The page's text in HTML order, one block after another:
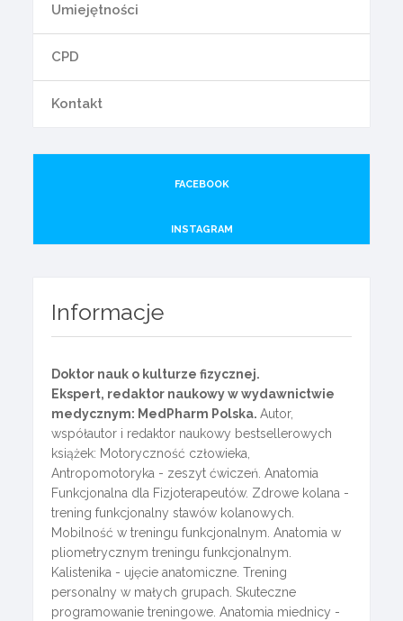
Umiejętności
CPD
Kontakt
FACEBOOK
INSTAGRAM
Informacje
Doktor nauk o kulturze fizycznej.
Ekspert, redaktor naukowy w wydawnictwie
medycznym: MedPharm Polska.Autor,
współautor i redaktor naukowy bestsellerowych
książek: Motoryczność człowieka,
Antropomotoryka - zeszyt ćwiczeń. Anatomia
Funkcjonalna dla Fizjoterapeutów. Zdrowe kolana -
trening funkcjonalny stawów kolanowych.
Mobilność w treningu funkcjonalnym. Anatomia w
pliometrycznym treningu funkcjonalnym.
Kalistenika - ujęcie anatomiczne. Trening
personalny w małych grupach. Skuteczne
programowanie treningowe. Anatomia miednicy -